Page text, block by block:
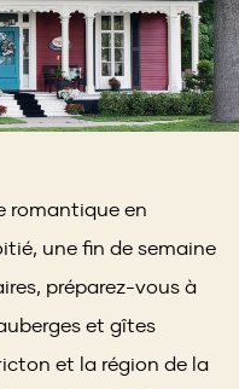
romantique en
une fin de semaine
préparez-vous à
et gîtes
et la région de la